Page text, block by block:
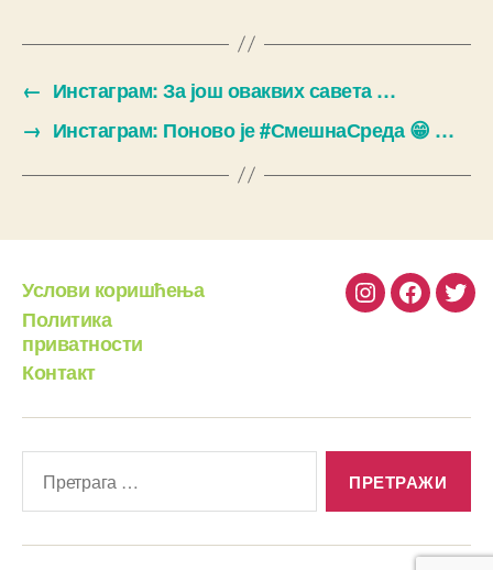
← Инстаграм: За још оваквих савета …
→ Инстаграм: Поново је #СмешнаСреда 😁 …
Услови коришћења
Политика
приватности
Контакт
Instagram
Facebook